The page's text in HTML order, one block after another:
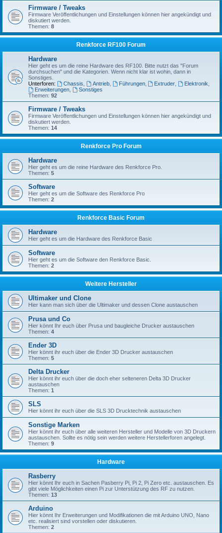
Firmware / Tweaks
Firmware Veröffentlichungen und Einstellungen können hier angekündigt und
diskutiert werden.
Themen: 8
Renkforce RF100 Forum
Hardware
Hier geht es um die reine Hardware des RF100. Bitte nutzt das "Forum
durchsuchen" und die Kategorien. Wenn nicht klar ist wohin, dann in
Sonstiges.
Unterforen:
Chassis Antrieb, Führungen, Extruder Elektronik
Erweiterungen,
Sonstiges
Themen: 92
Firmware / Tweaks
Firmware Veröffentlichungen und Einstellungen können hier angekündigt und
diskutiert werden.
Themen: 14
Renkforce Pro Forum
Hardware
Hier geht es um die reine Hardware des Renkforce Pro.
Themen: 5
Software
Hier geht es um die Software des Renkforce Pro
Themen: 2
Renkforce Basic Forum
Hardware
Hier geht es um die Hardware des Renkforce Basic
Software
Hier geht es um die Software den Renkforce Basic.
Themen: 2
Weitere Hersteller
Ultimaker und Clone
Hier kann man sich über die Ultimaker und dessen Clone austauschen
Prusa und Co
Hier könnt Ihr euch über Prusa und baugleiche Drucker austauschen
Themen: 4
Ender 3D
Hier könnt ihr euch über die Ender 3D Drucker austauschen
Themen: 5
Delta Drucker
Hier könnt ihr euch über die doch eher selteneren Delta 3D Drucker
austauschen
Themen: 1
SLS
Hier könnt ihr euch über die SLS 3D Drucktechnik austauschen
Sonstige Marken
Hier könnt ihr euch über alle weiteren Hersteller und Modelle von 3D Druckern
austauschen. Sollte es nötig sein werden weitere Herstellerforen angelegt.
Themen: 9
Hardware
Rasberry
Hier könnt Ihr euch in Sachen Pasberry Pi, Pi 2, Pi Zero etc. austauschen. Es
gibt viele Möglichkeiten einen Pi zur Unterstützung des RF zu nutzen.
Themen: 13
Arduino
Hier könnt Ihr Erweiterungen und Modifikationen die mit Arduino UNO, Nano
etc. realisiert sind vorstellen oder diskutieren.
Themen: 2